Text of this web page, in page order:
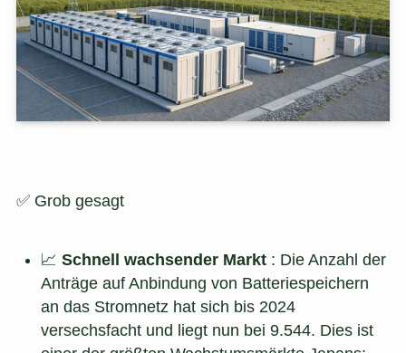
✅ Grob gesagt
📈 Schnell wachsender Markt: Die Anzahl der
Anträge auf Anbindung von Batteriespeichern
an das Stromnetz hat sich bis 2024
versechsfacht und liegt nun bei 9.544. Dies ist